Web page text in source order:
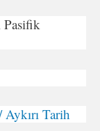
Pasifik
Tarih